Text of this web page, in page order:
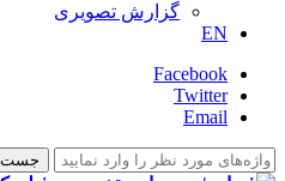
گزارش تصویری
EN
Facebook
Twitter
Email